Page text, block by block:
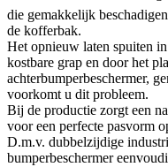
die gemakkelijk
de kofferbak.
Het opnieuw laten spuiten
kostbare grap en door het
achterbumperbeschermer,
voorkomt u dit probleem.
Bij de productie zorgt een
voor een perfecte pasvorm
D.m.v. dubbelzijdige
bumperbeschermer